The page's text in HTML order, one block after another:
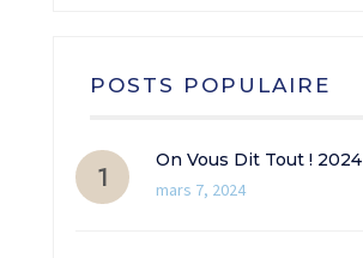
POSTS POPULAIRE
On Vous Dit Tout ! 2024
mars 7, 2024